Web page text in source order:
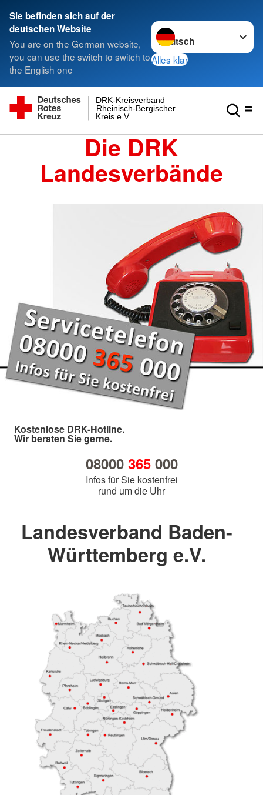
Sie befinden sich auf der
deutschen Website
You are on the German website,
you can use the switch to switch to
the English one
Sprache wechseln zu
Alles klar
Kreis e.V.
Rheinisch-Bergischer
DRK-Kreisverband
Die DRK
Landesverbände
Kostenlose DRK-Hotline.
Wir beraten Sie gerne.
08000 365000
Infos für Sie kostenfrei
rund um die Uhr
Landesverband Baden-
Württemberg e.V.